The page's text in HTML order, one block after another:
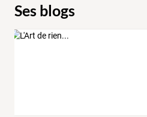
Ses blogs